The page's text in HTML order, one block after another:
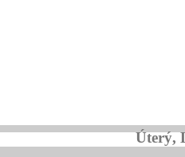
Úterý,